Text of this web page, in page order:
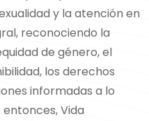
y la atención en
reconociendo la
de género, el
los derechos
informadas a lo
entonces, Vida